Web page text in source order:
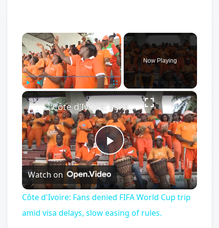
×
Now Playing
×
Play
Video
Côte d'Ivoire: Fans denied FIFA World Cup trip amid visa delays, slow easing of rules.
Watch on
Côte d'Ivoire: Fans denied FIFA World Cup trip
amid visa delays, slow easing of rules.